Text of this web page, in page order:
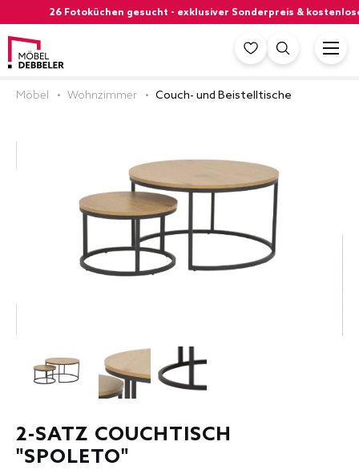
26 Fotoküchen gesucht - exklusiver Sonderpreis &
Möbel Wohnzimmer Couch- und Beistelltische
2-SATZ COUCHTISCH
"SPOLETO"